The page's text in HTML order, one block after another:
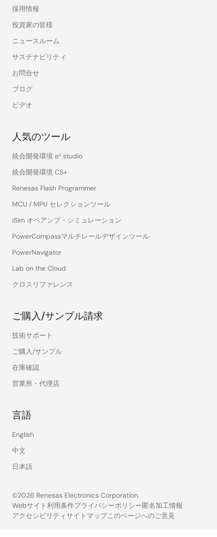
採用情報
投資家の皆様
ニュースルーム
サステナビリティ
お問合せ
ブログ
ビデオ
人気のツール
統合開発環境 e² studio
統合開発環境 CS+
Renesas Flash Programmer
MCU / MPU セレクションツール
iSim オペアンプ・シミュレーション
PowerCompassマルチレールデザインツール
PowerNavigator
Lab on the Cloud
クロスリファレンス
ご購入/サンプル請求
技術サポート
ご購入/サンプル
在庫確認
営業所・代理店
言語
English
中文
日本語
©2026 Renesas Electronics Corporation.
Legal
Webサイト利用条件プライバシーポリシー匿名加工情報
アクセシビリティサイトマップこのページへのご意見